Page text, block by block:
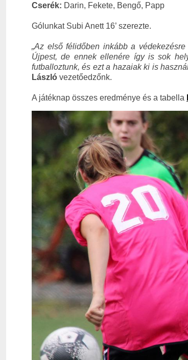
Cserék: Darin, Fekete, Bengő, Papp
Gólunkat Subi Anett 16’ szerezte.
„Az első félidőben inkább a
Újpest, de ennek ellenére így is sok
futballoztunk, és ezt a hazaiak ki is
László vezetőedzőnk.
A játéknap összes eredménye és a tabella